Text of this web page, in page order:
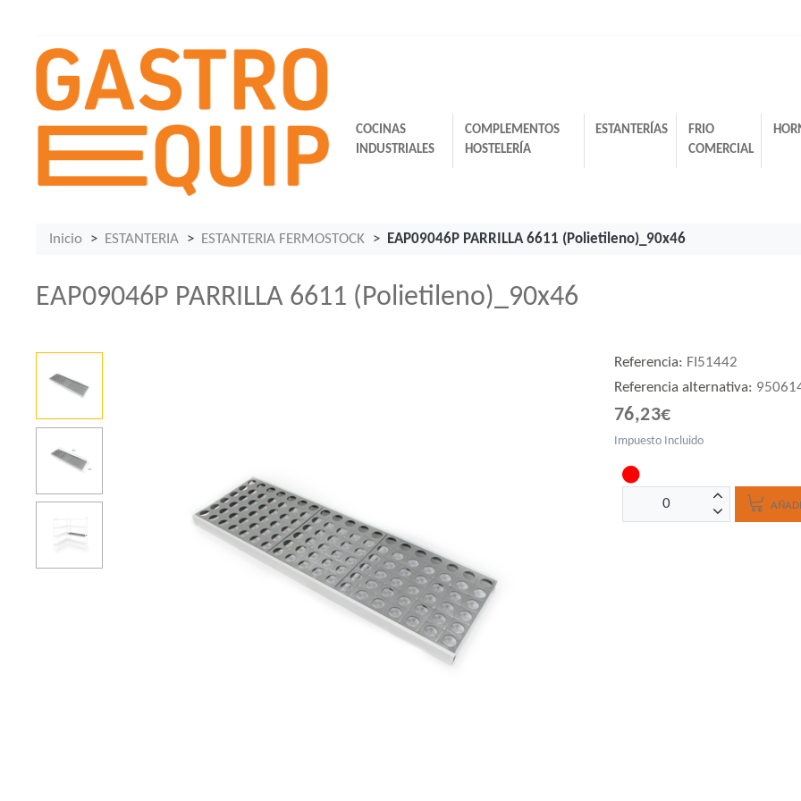
COCINAS
INDUSTRIALES
COMPLEMENTOS
HOSTELERÍA
ESTANTERÍAS
FRIO
COMERCIAL
Inicio ESTANTERIA ESTANTERIA FERMOSTOCK EAP09046P PARRILLA 6611 (Polietileno)_90x46
EAP09046P PARRILLA 6611 (Polietileno)_90x46
Referencia: FI51442
Referencia alternativa:
76,23€
Impuesto Incluido